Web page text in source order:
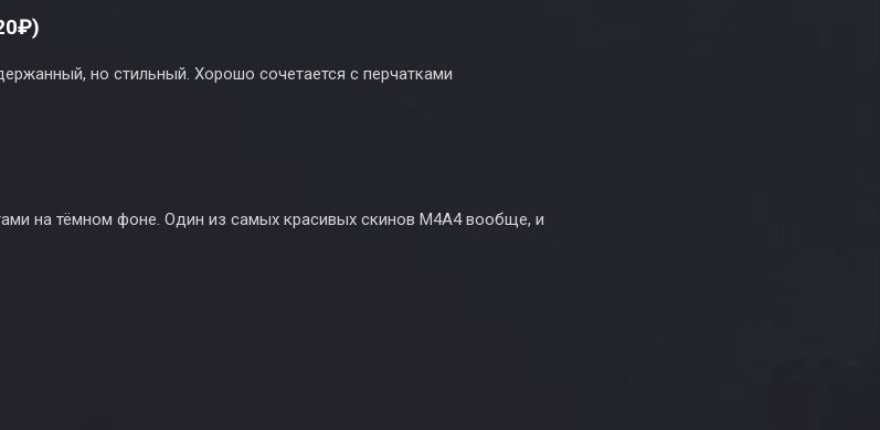
но стильный. Хорошо сочетается с перчатками
на тёмном фоне. Один из самых красивых скинов M4A4 вообще, и